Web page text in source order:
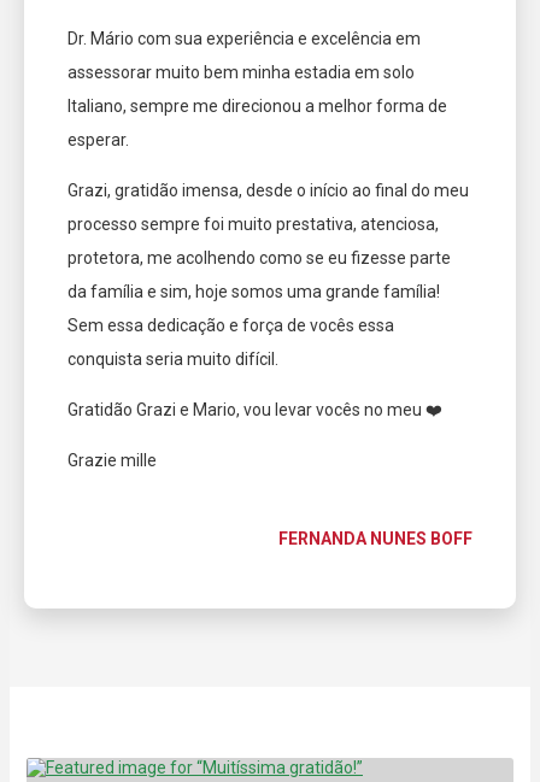
Dr. Mário com sua experiência e excelência em
assessorar muito bem minha estadia em solo
Italiano, sempre me direcionou a melhor forma de
esperar.
Grazi, gratidão imensa, desde o início ao final do meu
processo sempre foi muito prestativa, atenciosa,
protetora, me acolhendo como se eu fizesse parte
da família e sim, hoje somos uma grande família!
Sem essa dedicação e força de vocês essa
conquista seria muito difícil.
Gratidão Grazi e Mario, vou levar vocês no meu ❤️
Grazie mille
FERNANDA NUNES BOFF